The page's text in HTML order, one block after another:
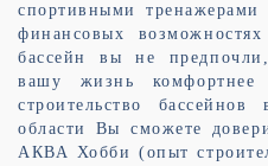
спортивными
финансовых
бассейн вы не
вашу жизнь
строительство
области Вы сможете
АКВА Хобби (опыт